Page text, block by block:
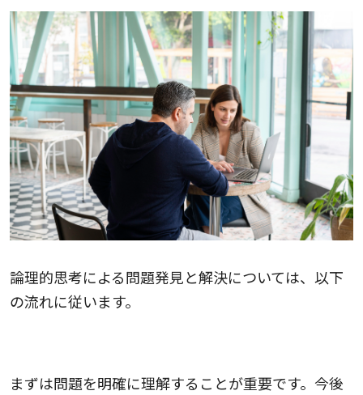
論理的思考による問題発見と解決については、以下
の流れに従います。
まずは問題を明確に理解することが重要です。今後